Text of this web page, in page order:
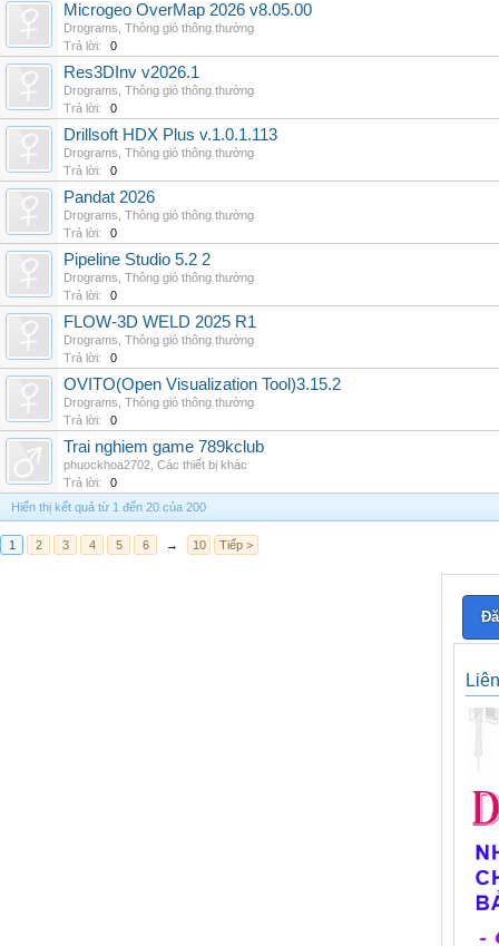
Microgeo OverMap 2026 v8.05.00
Drograms Thông gió thông thường
Trả lời:
0
Res3DInv v2026.1
Drograms Thông gió thông thường
Trả lời:
0
Drillsoft HDX Plus v.1.0.1.113
Drograms Thông gió thông thường
Trả lời:
0
Pandat 2026
Drograms Thông gió thông thường
Trả lời:
0
Pipeline Studio 5.2 2
Drograms Thông gió thông thường
Trả lời:
0
FLOW-3D WELD 2025 R1
Drograms Thông gió thông thường
Trả lời:
0
OVITO(Open Visualization Tool)3.15.2
Drograms Thông gió thông thường
Trả lời:
0
Trai nghiem game 789kclub
phuockhoa2702 Các thiết bị khác
Trả lời:
0
Hiển thị kết quả từ 1 đến 20 của 200
1 2 3 4 5 6 → 10 Tiếp >